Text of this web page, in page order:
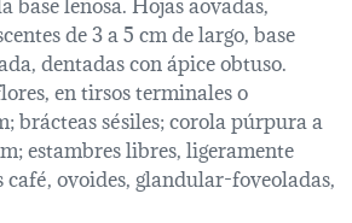
de 3 a 5 cm de largo, base
dentadas con ápice obtuso.
en tirsos terminales o
brácteas sésiles; corola púrpura a
estambres libres, ligeramente
café, ovoides, glandular-foveoladas,